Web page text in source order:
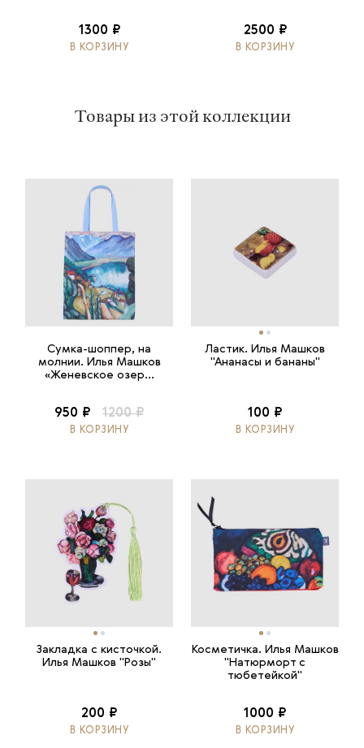
1300 ₽
В КОРЗИНУ
2500 ₽
В КОРЗИНУ
Товары из этой коллекции
Сумка-шоппер, на
молнии. Илья Машков
«Женевское озер...
950 ₽ 1200 ₽
В КОРЗИНУ
Ластик. Илья Машков
"Ананасы и бананы"
100 ₽
В КОРЗИНУ
Закладка с кисточкой.
Илья Машков "Розы"
200 ₽
В КОРЗИНУ
Косметичка. Илья Машков
"Натюрморт с
тюбетейкой"
1000 ₽
В КОРЗИНУ